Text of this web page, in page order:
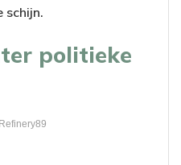
schijn.
politieke